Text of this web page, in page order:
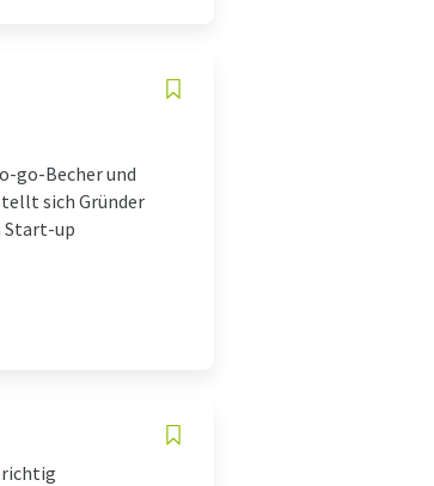
go-Becher und
sich Gründer
Start-up
richtig